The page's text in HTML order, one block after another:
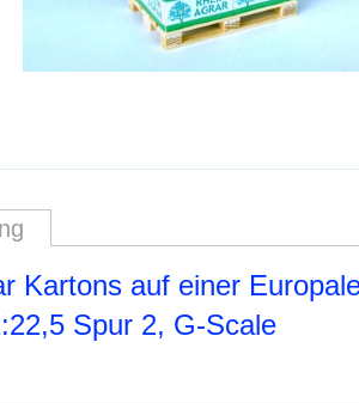
Kartons auf einer
Spur 2, G-Scale